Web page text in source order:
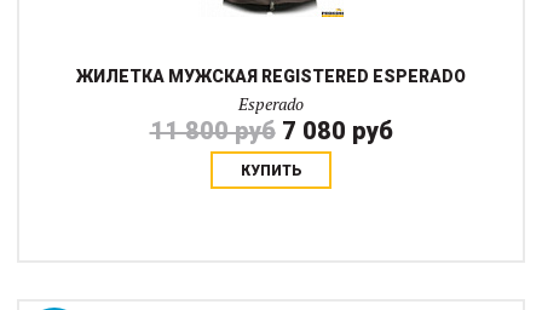
ЖИЛЕТКА МУЖСКАЯ REGISTERED ESPERADO
Esperado
11 800 руб 7 080 руб
КУПИТЬ